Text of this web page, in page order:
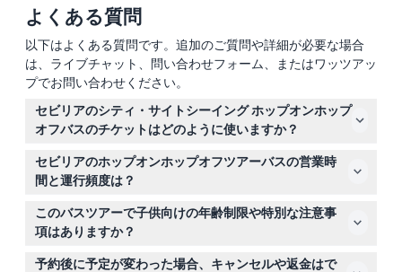
よくある質問
以下はよくある質問です。追加のご質問や詳細が必要な場合
は、ライブチャット、問い合わせフォーム、またはワッツアッ
プでお問い合わせください。
セビリアのシティ・サイトシーイング ホップオンホップ
オフバスのチケットはどのように使いますか？
チケットは初回使用時から24時間または48時間有効で、
その間は何度でもホップオン・ホップオフの乗降が自由で
す。乗車時にチケットを提示するだけでご利用いただけま
す。
セビリアのホップオンホップオフツアーバスの営業時
間と運行頻度は？
バスは毎日午前10時から午後8時まで運行し、30〜40分
ごとに出発しますので、観光中に何度でも乗り降りが可能
です。（変更される場合がありますので、ご予約時にご確
認ください）
このバスツアーで子供向けの年齢制限や特別な注意事
項はありますか？
5歳未満の子供は無料で乗車できますが座席は提供されま
予約後に予定が変わった場合、キャンセルや返金はで